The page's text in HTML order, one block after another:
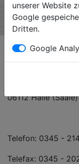
Ein Service der
e.V.
06112 Halle (Saale)
Telefon: 0345 -
Telefax: 0345 -
unserer Website
Google
Dritten.
Google